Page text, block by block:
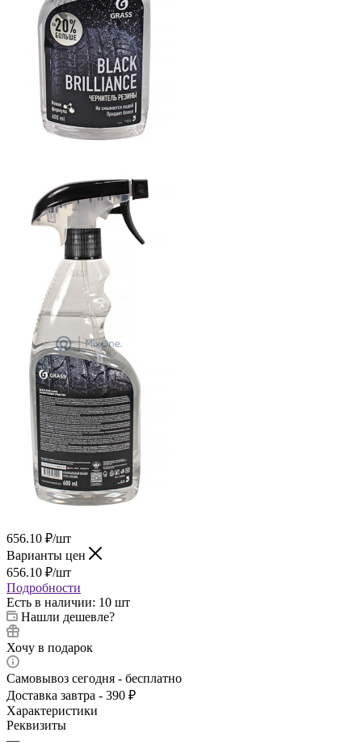
656.10 ₽/шт
Варианты цен
656.10 ₽/шт
Подробности
Есть в наличии: 10 шт
Нашли дешевле?
Хочу в подарок
Самовывоз сегодня - бесплатно
Доставка завтра - 390 ₽
Характеристики
Реквизиты
—